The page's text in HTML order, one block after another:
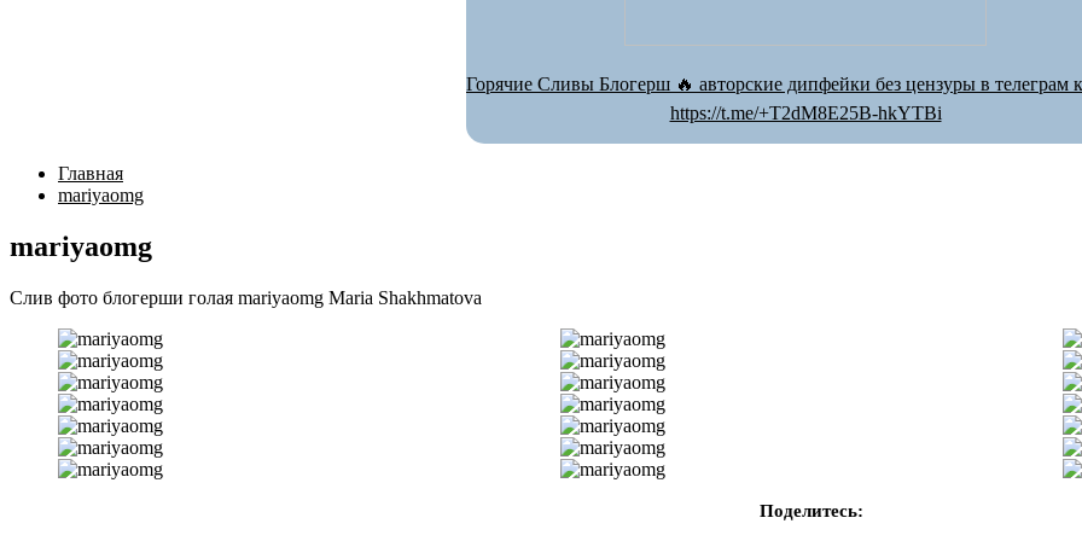
Горячие Сливы Блогерш 🔥 авторские дипфейки без цензуры в телеграм
https://t.me/+T2dM8E25B-hkYTBi
Главная
mariyaomg
mariyaomg
Слив фото блогерши голая mariyaomg Maria Shakhmatova
Поделитесь: